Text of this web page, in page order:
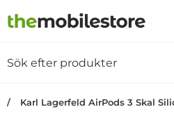
Startsidan för
Karl Lagerfeld AirPods 3 Skal